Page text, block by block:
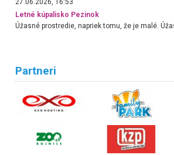
27.06.2026, 16:53
Letné kúpalisko Pezinok
Partneri